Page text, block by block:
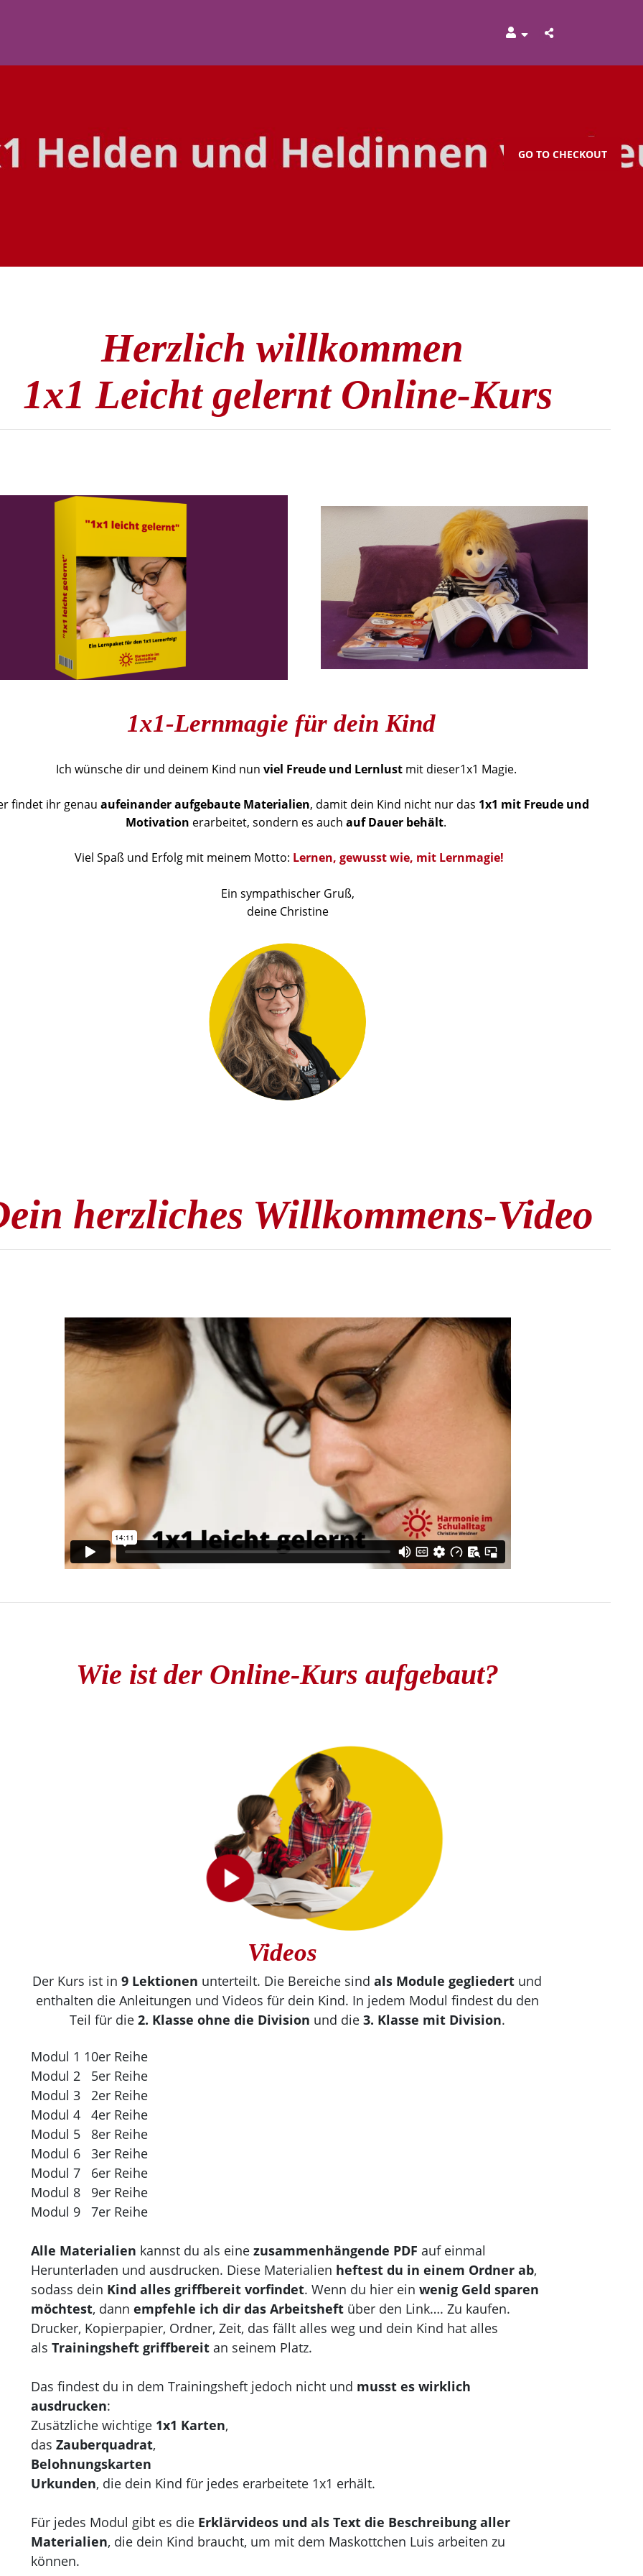
GO TO CHECKOUT
Herzlich willkommen
1x1 Leicht gelernt Online-Kurs
1x1-Lernmagie für dein Kind
Ich wünsche dir und deinem Kind nun viel Freude und Lernlustmit dieser1x1 Magie.
findet ihr genau aufeinander aufgebaute Materialien, damit dein Kind nicht nur das 1x1 mit Freude und
Motivation erarbeitet, sondern es auch auf Dauer behält.
Viel Spaß und Erfolg mit meinem Motto: Lernen, gewusst wie, mit Lernmagie!
Ein sympathischer Gruß,
deine Christine
herzliches Willkommens-Video
Wie ist der Online-Kurs aufgebaut?
Videos
Der Kurs ist in9 Lektionen unterteilt. Die Bereiche sindals Module gegliedert und
enthalten die Anleitungen und Videos für dein Kind. In jedem Modul findest du den
Teil für die 2. Klasse ohne die Division und die 3. Klasse mit Division.
Modul 1 10er Reihe
Modul 2 5er Reihe
Modul 3 2er Reihe
Modul 4 4er Reihe
Modul 5 8er Reihe
Modul 6 3er Reihe
Modul 7 6er Reihe
Modul 8 9er Reihe
Modul 9 7er Reihe
Alle Materialien kannst du als einezusammenhängende PDF auf einmal
Herunterladen und ausdrucken. Diese Materialien heftest du in einem Ordner ab,
sodass dein Kind alles griffbereit vorfindet. Wenn du hier einwenig Geld sparen
möchtest, dannempfehle ich dir das Arbeitsheft über den Link…. Zu kaufen.
Drucker, Kopierpapier, Ordner, Zeit, das fällt alles weg und dein Kind hat alles
alsTrainingsheft griffbereit an seinem Platz.
Das findest du in dem Trainingsheft jedoch nicht und musst es wirklich
ausdrucken:
Zusätzliche wichtige 1x1 Karten,
dasZauberquadrat,
Belohnungskarten
Urkunden, die dein Kind für jedes erarbeitete 1x1 erhält.
Für jedes Modul gibt es die Erklärvideos und als Text die Beschreibung aller
Materialien, die dein Kind braucht, um mit dem Maskottchen Luis arbeiten zu
können.